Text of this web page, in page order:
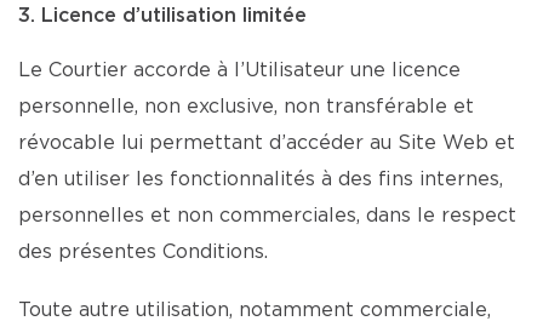
3. Licence d’utilisation limitée
Le Courtier accorde à l’Utilisateur une licence
personnelle, non exclusive, non transférable et
révocable lui permettant d’accéder au Site Web et
d’en utiliser les fonctionnalités à des fins internes,
personnelles et non commerciales, dans le respect
des présentes Conditions.
Toute autre utilisation, notamment commerciale,